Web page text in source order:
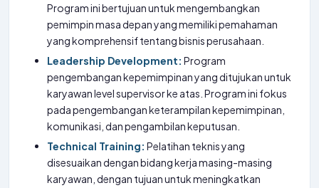
Program ini bertujuan untuk mengembangkan
pemimpin masa depan yang memiliki pemahaman
yang komprehensif tentang bisnis perusahaan.
Leadership Development: Program
pengembangan kepemimpinan yang ditujukan untuk
karyawan level supervisor ke atas. Program ini fokus
pada pengembangan keterampilan kepemimpinan,
komunikasi, dan pengambilan keputusan.
Technical Training: Pelatihan teknis yang
disesuaikan dengan bidang kerja masing-masing
karyawan, dengan tujuan untuk meningkatkan